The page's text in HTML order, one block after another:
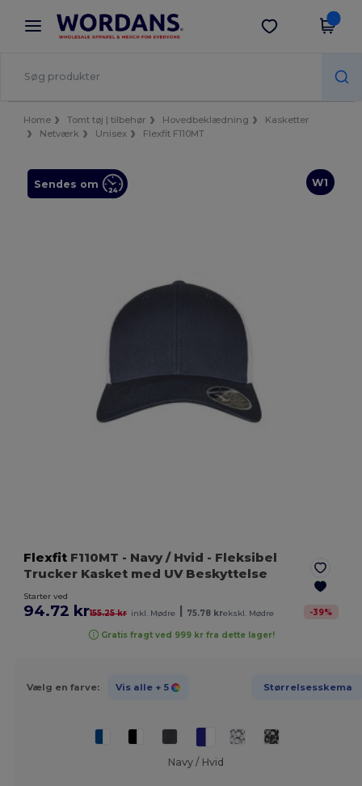
× Wordans-app
Bedre priser i appen!
Hent app
Home Tomt tøj | tilbehør Hovedbeklædning
Kasketter
Netværk
Unisex Flexfit F110MT
W1
Sendes om
Flexfit F110MT - Navy / Hvid - Fleksibel
Trucker Kasket med UV Beskyttelse
Starter ved
94.72 kr155.25 kr inkl. Mødre 75.78 krekskl. Mødre -39%
Gratis fragt ved 999 kr fra dette lager!
Vælg en farve: Vis alle + 5 Størrelsesskema
Navy / Hvid